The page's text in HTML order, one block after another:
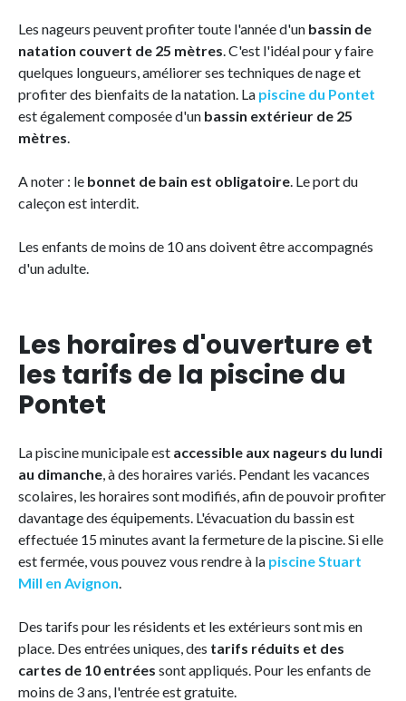
Les nageurs peuvent profiter toute l'année d'un bassin de
natation couvert de 25 mètres. C'est l'idéal pour y faire
quelques longueurs, améliorer ses techniques de nage et
profiter des bienfaits de la natation. La piscine du Pontet
est également composée d'un bassin extérieur de 25
mètres.
A noter : le bonnet de bain est obligatoire. Le port du
caleçon est interdit.
Les enfants de moins de 10 ans doivent être accompagnés
d'un adulte.
Les horaires d'ouverture et
les tarifs de la piscine du
Pontet
La piscine municipale est accessible aux nageurs du lundi
au dimanche, à des horaires variés. Pendant les vacances
scolaires, les horaires sont modifiés, afin de pouvoir profiter
davantage des équipements. L'évacuation du bassin est
effectuée 15 minutes avant la fermeture de la piscine. Si elle
est fermée, vous pouvez vous rendre à la piscine Stuart
Mill en Avignon.
Des tarifs pour les résidents et les extérieurs sont mis en
place. Des entrées uniques, des tarifs réduits et des
cartes de 10 entrées sont appliqués. Pour les enfants de
moins de 3 ans, l'entrée est gratuite.